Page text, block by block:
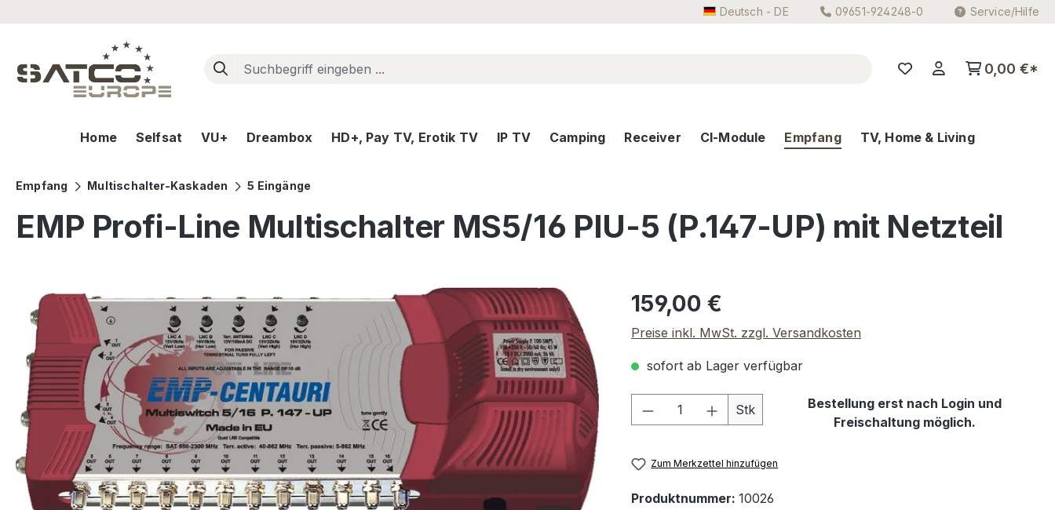
Deutsch - DE 09651-924248-0 Service/Hilfe
0,00 €*
Home Selfsat VU+ Dreambox HD+, Pay TV, Erotik TV IP TV Camping Receiver CI-Module Empfang TV, Home & Living
Empfang Multischalter-Kaskaden 5 Eingänge
EMP Profi-Line Multischalter MS5/16 PIU-5 (P.147-UP) mit Netzteil
Bildergalerie überspringen Regulärer Preis:
159,00 €
Preise inkl. MwSt. zzgl. Versandkosten
sofort ab Lager verfügbar
Produkt Anzahl: Gib den gewünschten Wert
Stk
Bestellung erst nach Login und
Freischaltung möglich.
Zum Merkzettel hinzufügen
Produktnummer: 10026